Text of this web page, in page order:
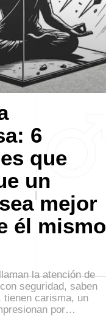
6
que
un
mejor
él mismo
la atención de
seguridad, saben
tienen carisma, un
por…